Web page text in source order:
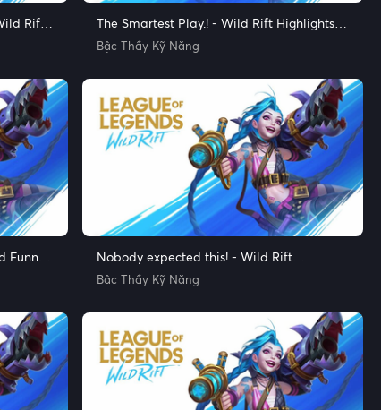
Rift
The Smartest Play.! - Wild Rift Highlights
and Funny Moments
Bậc Thầy Kỹ Năng
Nobody expected this! - Wild Rift
Highlights and Funny Moments
Bậc Thầy Kỹ Năng